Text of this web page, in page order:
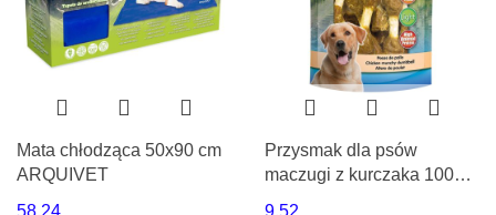
Mata chłodząca 50x90 cm
ARQUIVET
Przysmak dla psów
maczugi z kurczaka 100g